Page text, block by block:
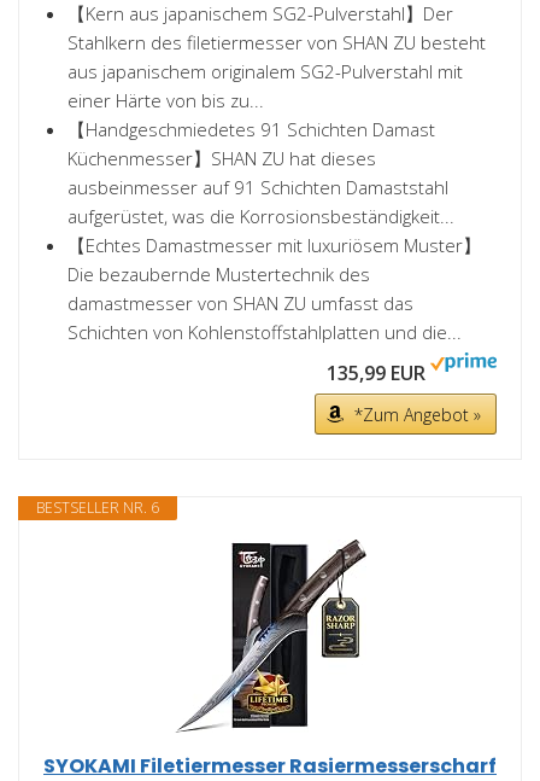
【Kern aus japanischem SG2-Pulverstahl】Der
Stahlkern des filetiermesser von SHAN ZU besteht
aus japanischem originalem SG2-Pulverstahl mit
einer Härte von bis zu...
【Handgeschmiedetes 91 Schichten Damast
Küchenmesser】SHAN ZU hat dieses
ausbeinmesser auf 91 Schichten Damaststahl
aufgerüstet, was die Korrosionsbeständigkeit...
【Echtes Damastmesser mit luxuriösem Muster】
Die bezaubernde Mustertechnik des
damastmesser von SHAN ZU umfasst das
Schichten von Kohlenstoffstahlplatten und die...
135,99 EUR
*Zum Angebot »
BESTSELLER NR. 6
SYOKAMI Filetiermesser Rasiermesserscharf